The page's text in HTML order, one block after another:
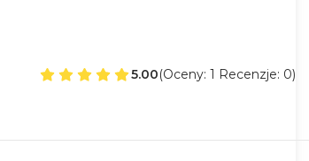
5.00(Oceny: 1 Recenzje: 0)